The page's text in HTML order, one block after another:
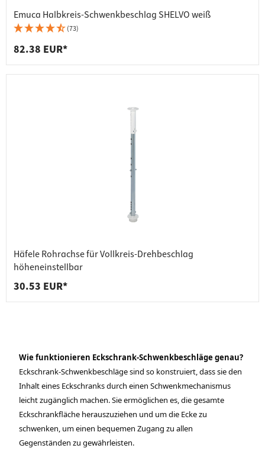
Emuca Halbkreis-Schwenkbeschlag SHELVO weiß
(73)
82.38 EUR*
Häfele Rohrachse für Vollkreis-Drehbeschlag
höheneinstellbar
30.53 EUR*
Wie funktionieren Eckschrank-Schwenkbeschläge genau?
Eckschrank-Schwenkbeschläge sind so konstruiert, dass sie den
Inhalt eines Eckschranks durch einen Schwenkmechanismus
leicht zugänglich machen. Sie ermöglichen es, die gesamte
Eckschrankfläche herauszuziehen und um die Ecke zu
schwenken, um einen bequemen Zugang zu allen
Gegenständen zu gewährleisten.